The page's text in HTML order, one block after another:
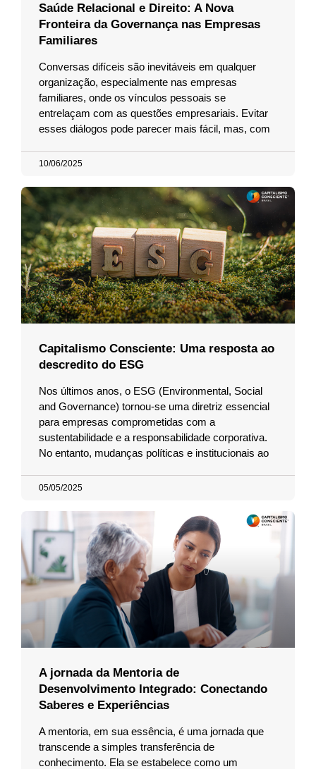
Saúde Relacional e Direito: A Nova
Fronteira da Governança nas Empresas
Familiares
Conversas difíceis são inevitáveis em qualquer
organização, especialmente nas empresas
familiares, onde os vínculos pessoais se
entrelaçam com as questões empresariais. Evitar
esses diálogos pode parecer mais fácil, mas, com
10/06/2025
Capitalismo Consciente: Uma resposta ao
descredito do ESG
Nos últimos anos, o ESG (Environmental, Social
and Governance) tornou-se uma diretriz essencial
para empresas comprometidas com a
sustentabilidade e a responsabilidade corporativa.
No entanto, mudanças políticas e institucionais ao
05/05/2025
A jornada da Mentoria de
Desenvolvimento Integrado: Conectando
Saberes e Experiências
A mentoria, em sua essência, é uma jornada que
transcende a simples transferência de
conhecimento. Ela se estabelece como um